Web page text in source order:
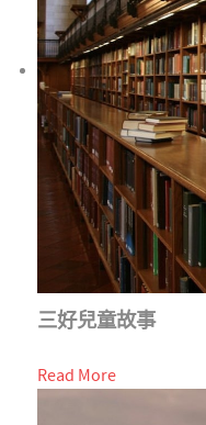
三好兒童故事
Read More